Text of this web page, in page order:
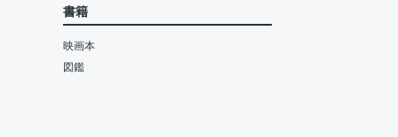
書籍
映画本
図鑑